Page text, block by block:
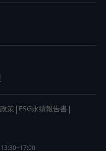
策 | ESG永續報告書 |